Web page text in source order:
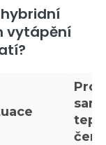
vytápění